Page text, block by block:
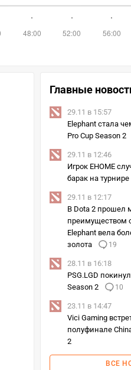
Главные
29.11 в 15:57
Elephant стала
Pro Cup Season 2
29.11 в 12:46
Игрок EHOME
барак на
29.11 в 12:17
В Dota 2 прошел
преимуществом
Elephant вела
золота
19
28.11 в 16:18
PSG.LGD
Season 2
10
23.11 в 14:47
Vici Gaming
полуфинале
2
ВСЕ